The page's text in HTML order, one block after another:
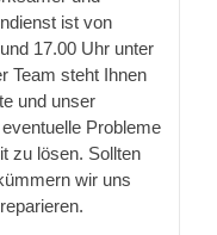
ist von
17.00 Uhr unter
Team steht Ihnen
und unser
Probleme
zu lösen. Sollten
wir uns